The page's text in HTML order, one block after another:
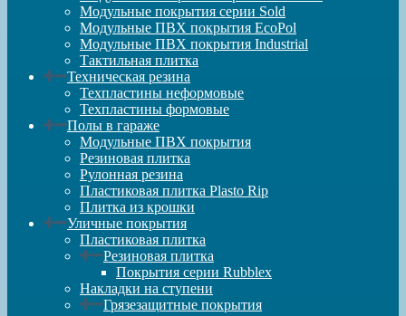
Модульные покрытия серии Sold
Модульные ПВХ покрытия EcoPol
Модульные ПВХ покрытия Industrial
Тактильная плитка
Техническая резина
Техпластины неформовые
Техпластины формовые
Полы в гараже
Модульные ПВХ покрытия
Резиновая плитка
Рулонная резина
Пластиковая плитка Plasto Rip
Плитка из крошки
Уличные покрытия
Пластиковая плитка
Резиновая плитка
Покрытия серии Rubblex
Накладки на ступени
Грязезащитные покрытия